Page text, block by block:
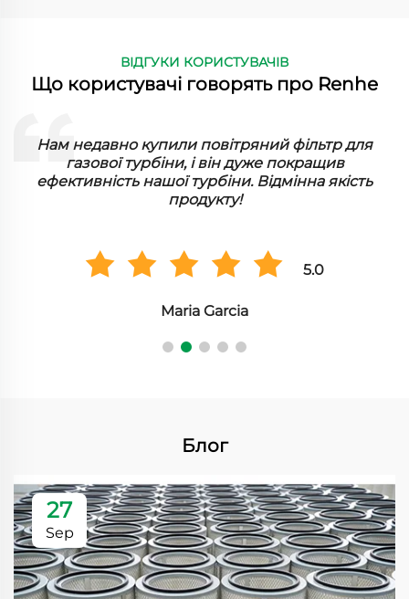
ВІДГУКИ КОРИСТУВАЧІВ
Що користувачі говорять про Renhe
Нам недавно купили повітряний фільтр для
газової турбіни, і він дуже покращив
ефективність нашої турбіни. Відмінна якість
продукту!
5.0
Maria Garcia
Блог
27
Sep